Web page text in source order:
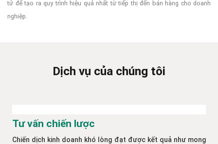
tử để tạo ra quy trình hiệu quả nhất từ tiếp thị đến bán hàng cho doanh
nghiệp.
Dịch vụ của chúng tôi
Tư vấn chiến lược
Chiến dịch kinh doanh khó lòng đạt được kết quả như mong